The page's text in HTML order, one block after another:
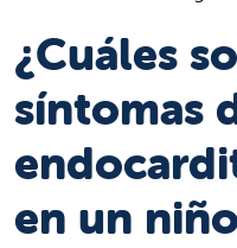
¿Cuáles
síntomas
en un